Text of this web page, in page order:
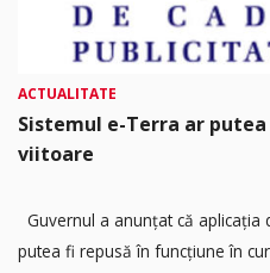
ACTUALITATE
Sistemul e-Terra ar
viitoare
Guvernul a anunțat că aplicația
putea fi repusă în funcțiune în